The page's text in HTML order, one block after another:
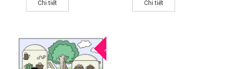
Chi tiết
hóa
Chi tiết
THG8